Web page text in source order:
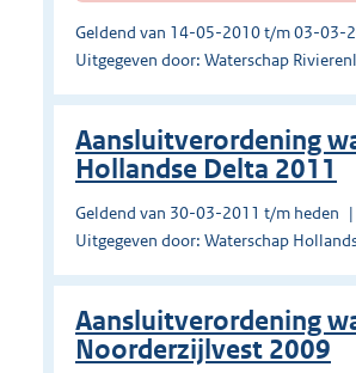
Geldend van 14-05-2010 t/m 03-03-
Uitgegeven door: Waterschap
Aansluitverordening
Hollandse Delta 2011
Geldend van 30-03-2011 t/m heden
Uitgegeven door: Waterschap
Aansluitverordening
Noorderzijlvest 2009